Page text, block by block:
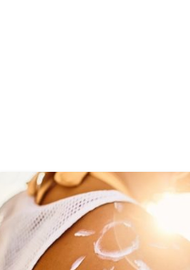
Comment éviter les coups de